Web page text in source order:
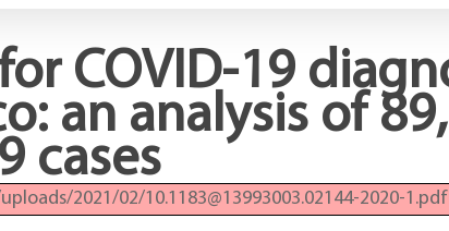
COVID-19
an analysis of
cases
2021/02/10.1183@13993003.02144-2020-